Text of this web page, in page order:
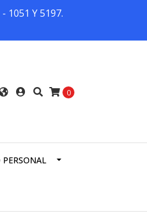
1051 Y 5197.
0